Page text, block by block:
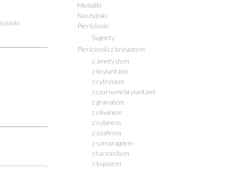
Medaliki
Naszyjniki
Pierścionki
Sygnety
Pierścionki z brylantem
z ametystem
z brylantami
z cytrynem
z czarnymi brylantami
z granatem
z oliwinem
z rubinem
z szafirem
z szmaragdem
z tanzanitem
z topazem